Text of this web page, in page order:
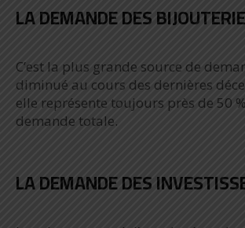
LA DEMANDE DES
C’est la plus grande source de
diminué au cours des dernières
elle représente toujours près de 50
demande totale.
LA DEMANDE DES